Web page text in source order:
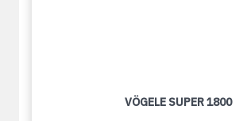
VÖGELE SUPER 1800